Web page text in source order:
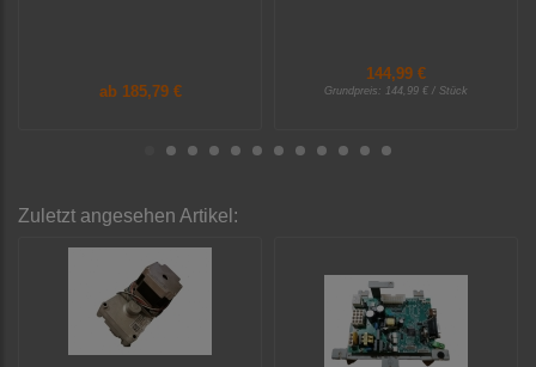
ab185,79 €
144,99 €
Grundpreis: 144,99 € / Stück
Zuletzt angesehen Artikel: